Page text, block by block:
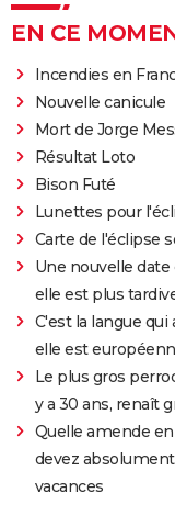
EN CE
Incendies en
Nouvelle canicule
Mort de Jorge
Résultat Loto
Bison Futé
Lunettes pour
Carte de l'éclipse
Une nouvelle date
elle est plus
C'est la langue
elle est
Le plus gros
y a 30 ans, renaît
Quelle amende en
devez
vacances